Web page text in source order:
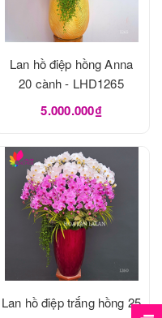
Lan hồ điệp hồng Anna
20 cành - LHD1265
5.000.000₫
Lan hồ điệp trắng hồng 25